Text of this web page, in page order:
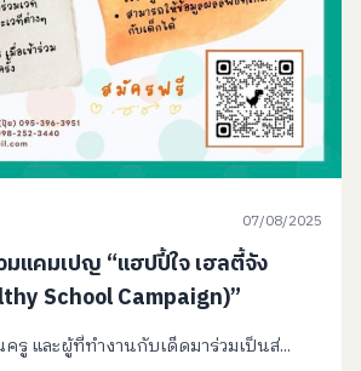
07/08/2025
แคมเปญ “แฮปปี้ใจ เฮลตี้จัง
School Campaign)”
รู และผู้ที่ทำงานกับเด็ดมาร่วมเป็นส่...